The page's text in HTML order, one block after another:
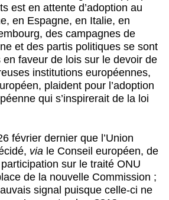
est en attente d’adoption au
en Espagne, en Italie, en
des campagnes de
et des partis politiques se sont
faveur de lois sur le devoir de
institutions européennes,
plaident pour l’adoption
qui s’inspirerait de la loi
février dernier que l’Union
via le Conseil européen, de
sur le traité ONU
de la nouvelle Commission ;
signal puisque celle-ci ne